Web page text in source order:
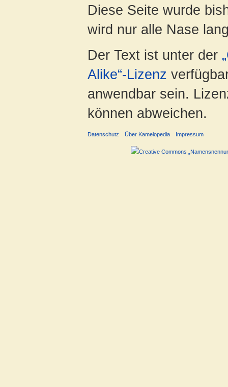
Diese Seite wurde
wird nur alle Nase
Der Text ist unter der
Alike“-Lizenz
anwendbar sein.
können abweichen.
Datenschutz Über Kamelopedia Impressum